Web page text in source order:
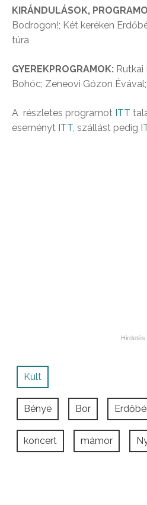
KIRÁNDULÁSOK,
Bodrogon!; Két keréken
túra
GYEREKPROGRAMOK: Rutkai
Bohóc; Zeneovi Gózon
A részletes programot ITT
eseményt ITT, szállást pedig
Kult
Bénye Bor
koncert mámor